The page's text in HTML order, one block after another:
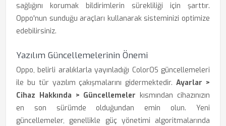
sağlığını korumak bildirimlerin sürekliliği için şarttır.
Oppo'nun sunduğu araçları kullanarak sisteminizi optimize
edebilirsiniz.
Yazılım Güncellemelerinin Önemi
Oppo, belirli aralıklarla yayınladığı ColorOS güncellemeleri
ile bu tür yazılım çakışmalarını gidermektedir.Ayarlar >
Cihaz Hakkında > Güncellemeler kısmından cihazınızın
en son sürümde olduğundan emin olun. Yeni
güncellemeler, genellikle güç yönetimi algoritmalarında